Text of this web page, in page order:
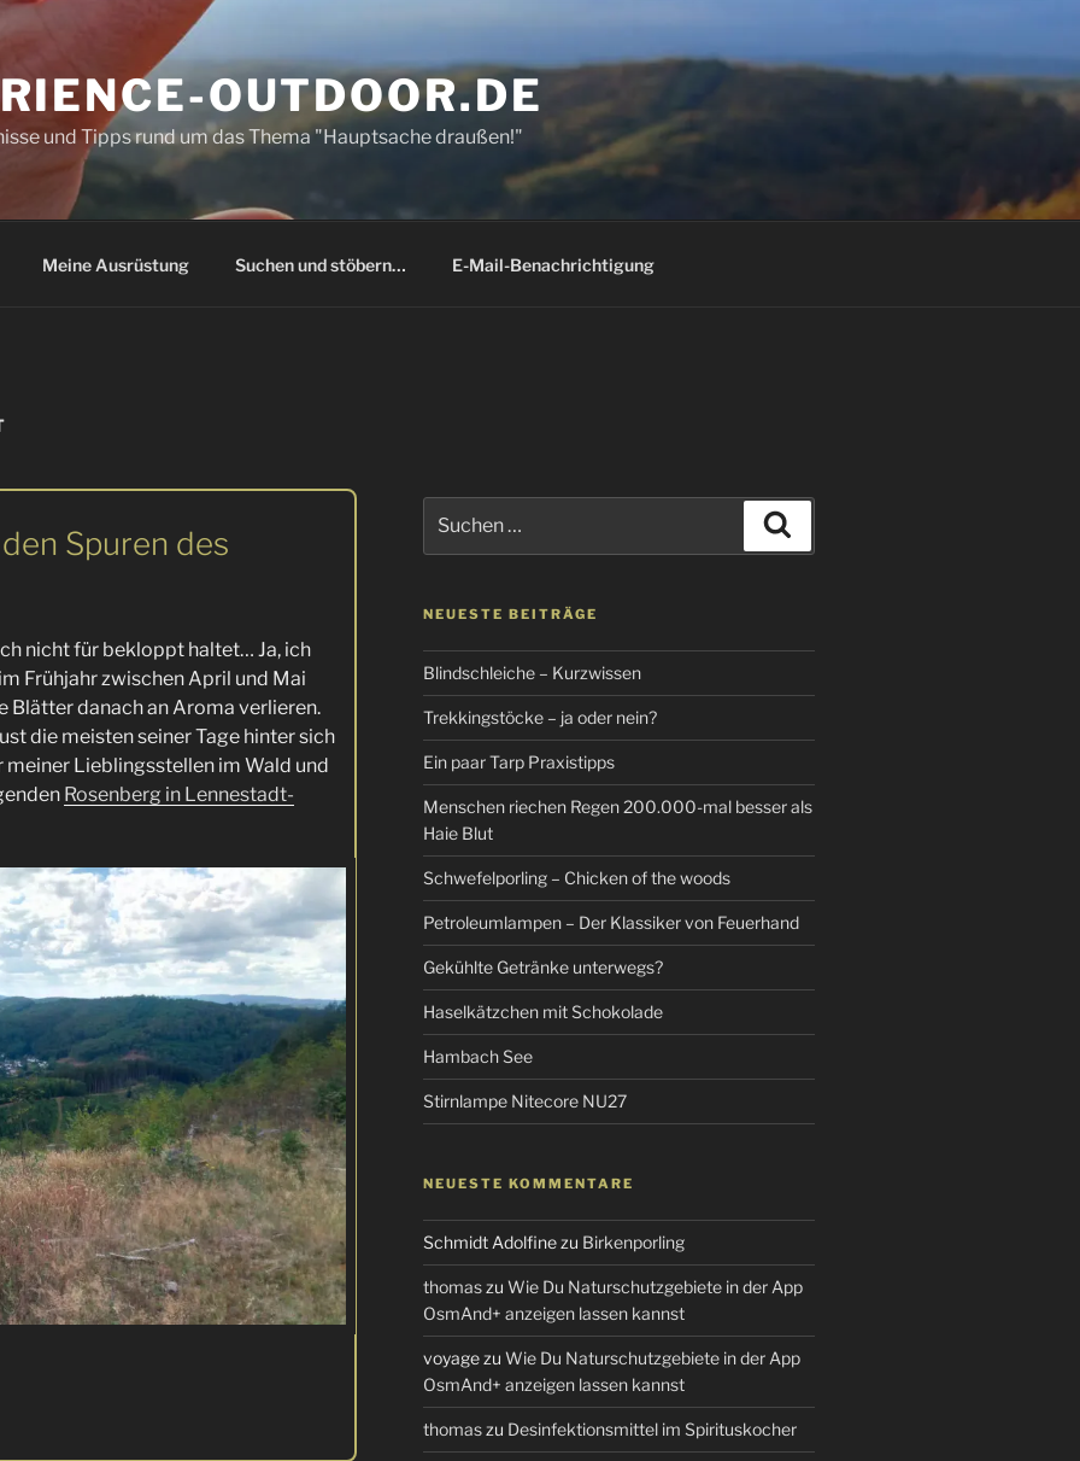
OUTDOOR.DE
und Tipps rund um das Thema "Hauptsache draußen!"
Meine Ausrüstung Suchen und stöbern… E-Mail-Benachrichtigung
Spuren des
nicht für bekloppt haltet… Ja, ich
Frühjahr zwischen April und Mai
Blätter danach an Aroma verlieren.
die meisten seiner Tage hinter sich
meiner Lieblingsstellen im Wald und
Rosenberg in Lennestadt-
nach:
NEUESTE BEITRÄGE
Blindschleiche – Kurzwissen
Trekkingstöcke – ja oder nein?
Ein paar Tarp Praxistipps
Menschen riechen Regen 200.000-mal besser als
Haie Blut
Schwefelporling – Chicken of the woods
Petroleumlampen – Der Klassiker von Feuerhand
Gekühlte Getränke unterwegs?
Haselkätzchen mit Schokolade
Hambach See
Stirnlampe Nitecore NU27
NEUESTE KOMMENTARE
Schmidt Adolfinezu Birkenporling
thomaszu Wie Du Naturschutzgebiete in der App
OsmAnd+ anzeigen lassen kannst
voyagezu Wie Du Naturschutzgebiete in der App
OsmAnd+ anzeigen lassen kannst
thomaszu Desinfektionsmittel im Spirituskocher